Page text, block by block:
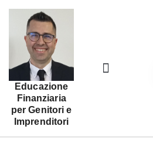
Educazione
Finanziaria
per Genitori e
Imprenditori